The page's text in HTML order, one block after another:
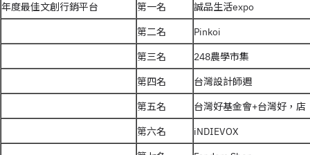
年度最佳文創行銷平台
第一名
誠品生活expo
第二名
Pinkoi
第三名
248農學市集
第四名
台灣設計師週
第五名
台灣好基金會+台灣好，店
第六名
iNDIEVOX